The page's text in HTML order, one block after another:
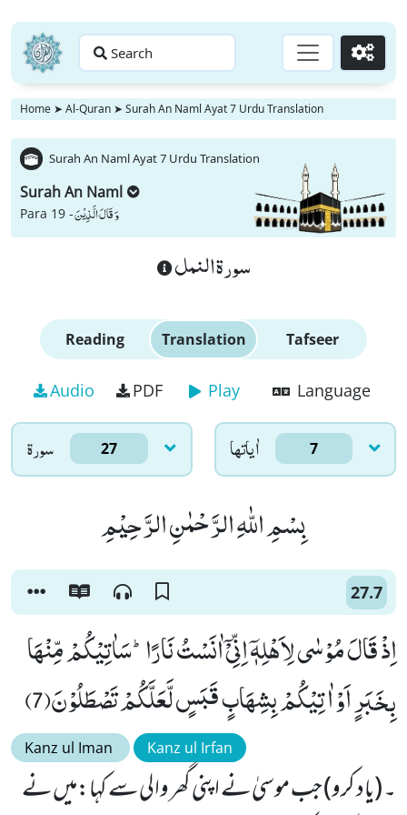
Search Go
Home ➤ Al-Quran ➤ Surah An Naml Ayat 7 Urdu Translation
Surah An Naml Ayat 7 Urdu Translation
Surah An Naml
Para 19 -وَ قَالَ الَّذِیْنَ
سورة النمل
Reading Translation Tafseer
Audio PDF Play Language
سورۃ 27 اٰياتها 7
بِسْمِ اللّٰهِ الرَّحْمٰنِ الرَّحِیْمِ
27.7
اِذْ قَالَ مُوْسٰى لِاَهْلِهٖۤ اِنِّیْۤ اٰنَسْتُ نَارًاؕ-سَاٰتِیْكُمْ مِّنْهَا
بِخَبَرٍ اَوْ اٰتِیْكُمْ بِشِهَابٍ قَبَسٍ لَّعَلَّكُمْ تَصْطَلُوْنَ(7)
Kanz ul Iman Kanz ul Irfan
۔ (یاد کرو) جب موسیٰ نے اپنی گھر والی سے کہا:میں نے